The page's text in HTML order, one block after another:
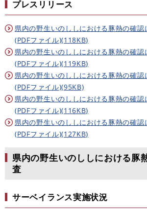
プレスリリース
県内の野生いのししにおける豚熱の確認
(PDFファイル)(118KB)
県内の野生いのししにおける豚熱の確認
(PDFファイル)(119KB)
県内の野生いのししにおける豚熱の確認
(PDFファイル)(95KB)
県内の野生いのししにおける豚熱の確認
(PDFファイル)(116KB)
県内の野生いのししにおける豚熱の確認
(PDFファイル)(127KB)
県内の野生いのししにおける豚
査
サーベイランス実施状況